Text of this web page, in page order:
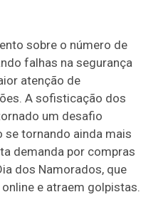
sobre o número de
falhas na segurança
atenção de
A sofisticação dos
um desafio
se tornando ainda mais
demanda por compras
dos Namorados, que
e atraem golpistas.